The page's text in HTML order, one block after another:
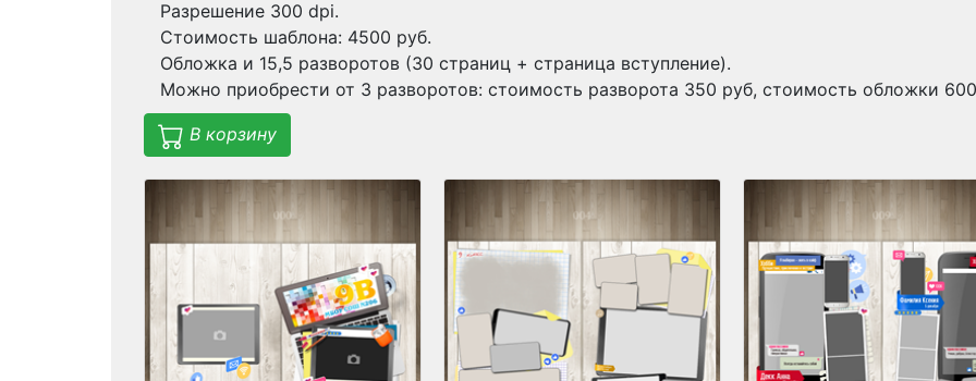
Разрешение 300 dpi.
Стоимость шаблона: 4500 руб.
Обложка и 15,5 разворотов (30 страниц + страница вступление).
Можно приобрести от 3 разворотов: стоимость разворота 350 руб, стоимость обложки
В корзину